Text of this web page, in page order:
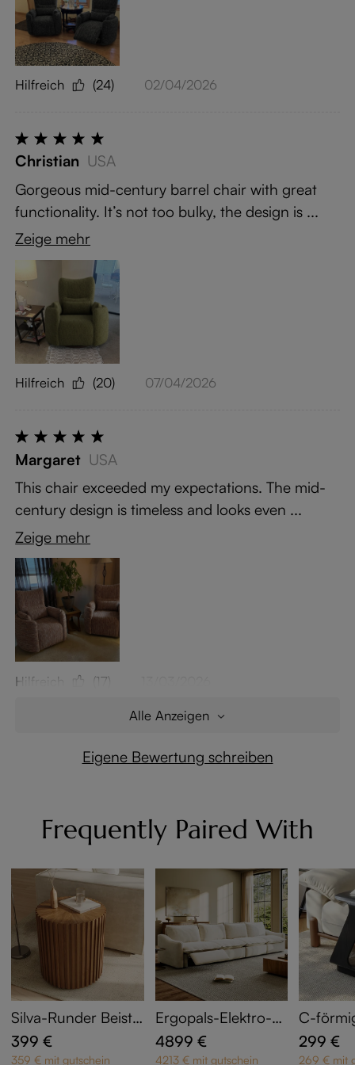
Hilfreich (24) 02/04/2026
Christian USA
Gorgeous mid-century barrel chair with great
functionality. It’s not too bulky, the design is ...
Zeige mehr
Hilfreich (20) 07/04/2026
Margaret USA
This chair exceeded my expectations. The mid-
century design is timeless and looks even ...
Zeige mehr
Hilfreich (17)
Alle Anzeigen
Eigene Bewertung schreiben
Frequently Paired With
Silva-Runder Beistel
ltisch 50 cm in Wal
nuss-Optik mit Kan
399 €
359 € mit gutschein
Ergopals-Elektro-Li
egesofa
4899 €
4213 € mit gutschein
C-
sch
n
299 €
269 € mit